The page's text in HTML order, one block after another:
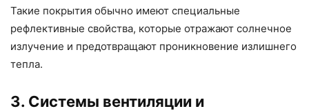
Такие покрытия обычно имеют специальные
рефлективные свойства, которые отражают солнечное
излучение и предотвращают проникновение излишнего
тепла.
3. Системы вентиляции и